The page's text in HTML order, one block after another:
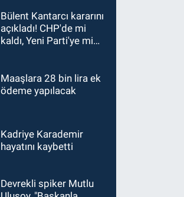
ihtiyaç var
kaybetti
Bülent Kantarcı kararını
açıkladı! CHP'de mi
kaldı, Yeni Parti'ye mi
Maaşlara 28 bin lira ek
ödeme yapılacak
Kadriye Karademir
hayatını kaybetti
Devrekli spiker Mutlu